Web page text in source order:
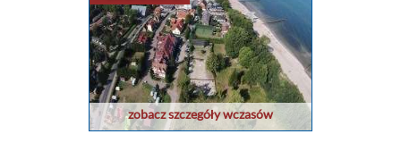
zobacz szczegóły wczasów